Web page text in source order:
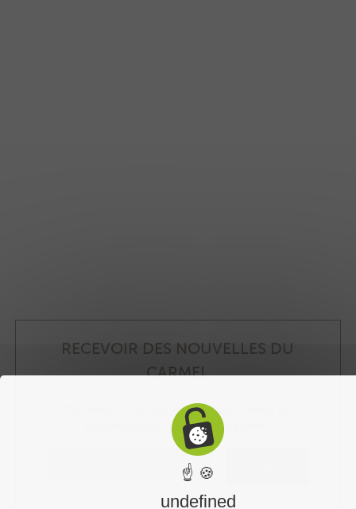
RECEVOIR DES NOUVELLES DU
CARMEL
Inscrivez-vous pour recevoir toutes les
informations nous concernant.
☝ 🍪
undefined